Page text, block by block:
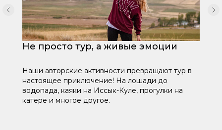
Не просто тур, а живые эмоции
Наши авторские активности превращают тур в
настоящее приключение! На лошади до
водопада, каяки на Иссык-Куле, прогулки на
катере и многое другое.